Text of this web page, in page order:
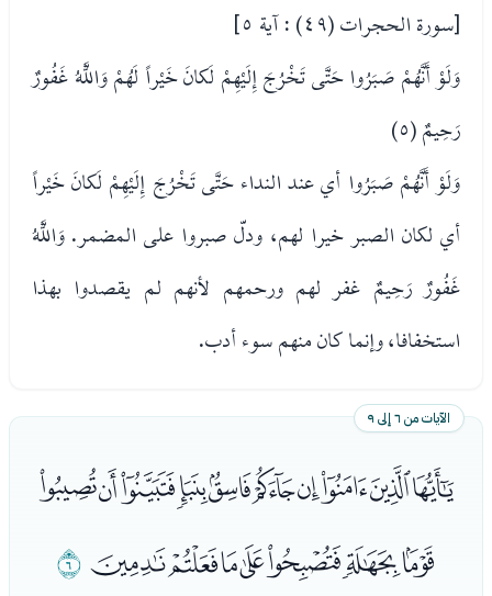
[سورة الحجرات (٤٩) : آية ٥]
وَلَوْ أَنَّهُمْ صَبَرُوا حَتَّى تَخْرُجَ إِلَيْهِمْ لَكانَ خَيْراً لَهُمْ وَاللَّهُ غَفُورٌ
رَحِيمٌ (٥)
وَلَوْ أَنَّهُمْ صَبَرُوا أي عند النداء حَتَّى تَخْرُجَ إِلَيْهِمْ لَكانَ خَيْراً
أي لكان الصبر خيرا لهم، ودلّ صبروا على المضمر. وَاللَّهُ
غَفُورٌ رَحِيمٌ غفر لهم ورحمهم لأنهم لم يقصدوا بهذا
استخفافا، وإنما كان منهم سوء أدب.
الآيات من ٦ إلى ٩
ﭟﭠﭡﭢﭣﭤﭥﭦﭧﭨ
ﭩﭪﭫﭬﭭﭮﭯﭰ